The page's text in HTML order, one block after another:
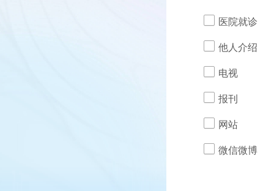
医院就诊
他人介绍
电视
报刊
网站
微信微博